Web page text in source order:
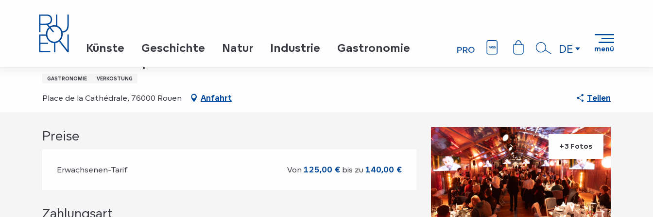
DE menü
Künste Geschichte Natur Industrie Gastronomie
7. oktober > 9. oktober
GASTRONOMIE VERKOSTUNG
Place de la Cathédrale, 76000 Rouen Anfahrt Teilen
+3 Fotos
Preise
Erwachsenen-Tarif Von125,00 € bis zu140,00 €
Zahlungsart